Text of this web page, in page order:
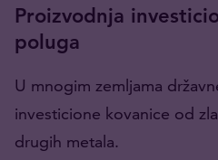
Proizvodnja
poluga
U mnogim zemljama
investicione kovanice od
drugih metala.